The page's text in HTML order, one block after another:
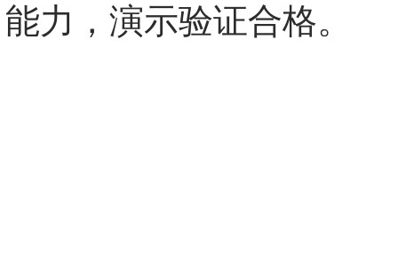
能力，演示验证合格。